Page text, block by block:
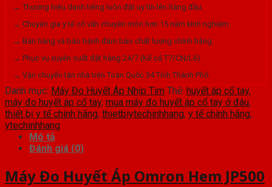
→ Thương hiệu danh tiếng luôn đặt uy tín lên hàng đầu.
→ Chuyên gia y tế cố vấn chuyên môn hơn 15 năm kinh nghiệm.
→ Bán hàng và bảo hành đảm bảo chất lượng chính hãng.
→ Phục vụ xuyên suốt đặt hàng 24/7 (Kể cả T7/CN/Lễ).
→ Vận chuyển tận nhà trên Toàn Quốc 34 Tỉnh Thành Phố.
Danh mục: Máy Đo Huyết Áp Nhịp Tim Thẻ: huyết áp cổ tay,
máy đo huyết áp cổ tay, mua máy đo huyết áp cổ tay ở đâu,
thiết bị y tế chính hãng, thietbiytechinhhang, y tế chính hãng,
ytechinhhang
Mô tả
Đánh giá (0)
Máy Đo Huyết Áp Omron Hem JP500